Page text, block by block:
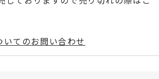
いてのお問い合わせ